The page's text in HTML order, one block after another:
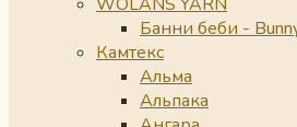
Банни беби -
Камтекс
Альма
Альпака